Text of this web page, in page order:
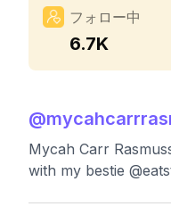
フォロー中
6.7K
@
Mycah Carr
with my bestie